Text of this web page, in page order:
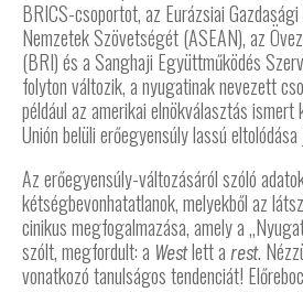
BRICS-csoportot, az Eurázsiai
Nemzetek Szövetségét (ASEAN), az
(BRI) és a Sanghaji Együttműködés
folyton változik, a nyugatinak nevezett
például az amerikai elnökválasztás ismert
Unión belüli erőegyensúly lassú
Az erőegyensúly-változásáról szóló
kétségbevonhatatlanok, melyekből az
cinikus megfogalmazása, amely a
szólt, megfordult: a Westlett a rest.
vonatkozó tanulságos tendenciát!